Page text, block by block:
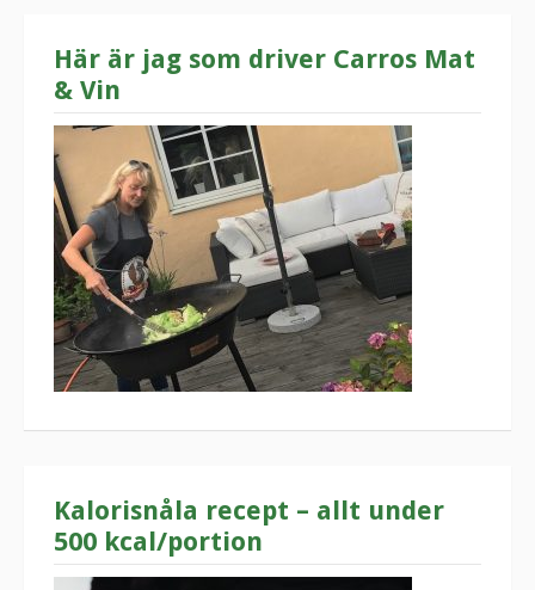
Här är jag som driver Carros Mat
& Vin
Kalorisnåla recept – allt under
500 kcal/portion